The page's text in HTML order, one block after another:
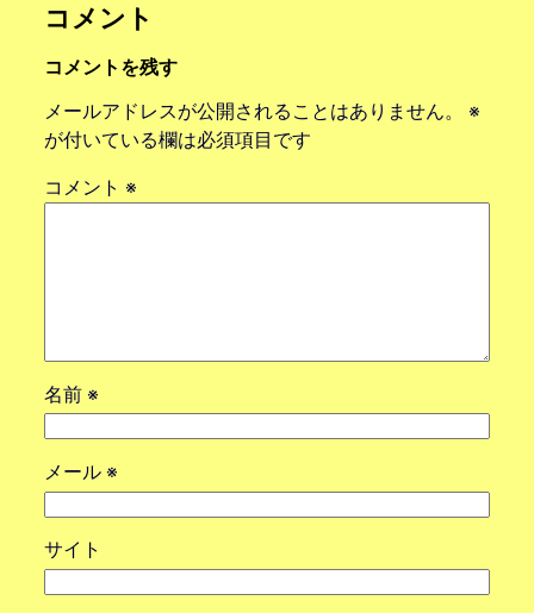
コメント
コメントを残す
メールアドレスが公開されることはありません。
※
が付いている欄は必須項目です
コメント ※
名前 ※
メール ※
サイト